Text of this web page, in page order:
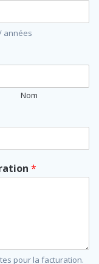
années
Nom
*
pour la facturation.